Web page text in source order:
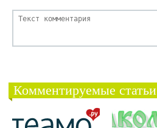
Комментируемые статьи